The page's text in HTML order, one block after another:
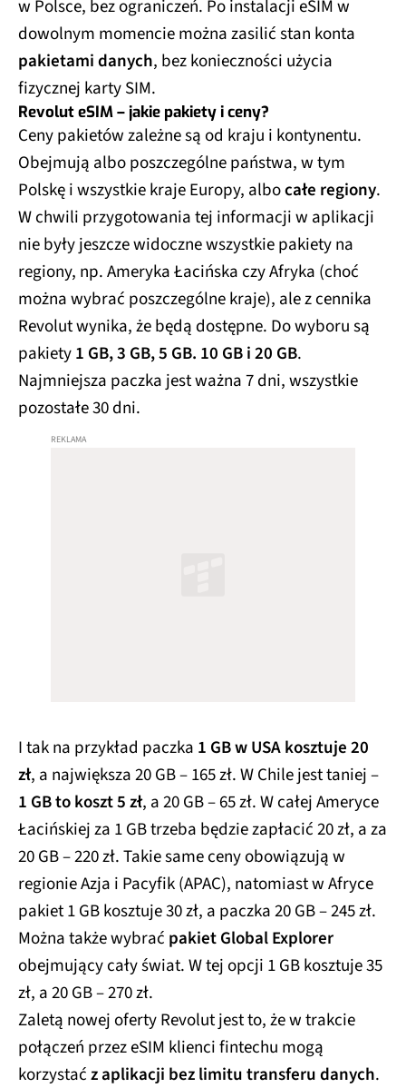
w Polsce, bez ograniczeń. Po instalacji eSIM w
dowolnym momencie można zasilić stan konta
pakietami danych, bez konieczności użycia
fizycznej karty SIM.
Revolut eSIM – jakie pakiety i ceny?
Ceny pakietów zależne są od kraju i kontynentu.
Obejmują albo poszczególne państwa, w tym
Polskę i wszystkie kraje Europy, albocałe regiony.
W chwili przygotowania tej informacji w aplikacji
nie były jeszcze widoczne wszystkie pakiety na
regiony, np. Ameryka Łacińska czy Afryka (choć
można wybrać poszczególne kraje), ale z cennika
Revolut wynika, że będą dostępne. Do wyboru są
pakiety1 GB, 3 GB, 5 GB. 10 GB i 20 GB.
Najmniejsza paczka jest ważna 7 dni, wszystkie
pozostałe 30 dni.
I tak na przykład paczka 1 GB w USA kosztuje 20
zł, a największa 20 GB – 165 zł. W Chile jest taniej –
1 GB to koszt 5 zł, a 20 GB – 65 zł. W całej Ameryce
Łacińskiej za 1 GB trzeba będzie zapłacić 20 zł, a za
20 GB – 220 zł. Takie same ceny obowiązują w
regionie Azja i Pacyfik (APAC), natomiast w Afryce
pakiet 1 GB kosztuje 30 zł, a paczka 20 GB – 245 zł.
Można także wybrać pakiet Global Explorer
obejmujący cały świat. W tej opcji 1 GB kosztuje 35
zł, a 20 GB – 270 zł.
Zaletą nowej oferty Revolut jest to, że w trakcie
połączeń przez eSIM klienci fintechu mogą
korzystaćz aplikacji bez limitu transferu danych.